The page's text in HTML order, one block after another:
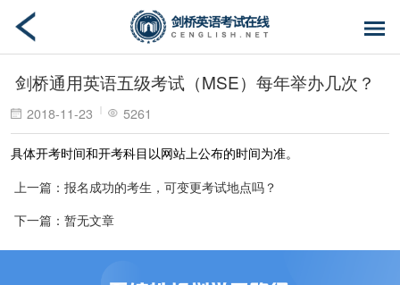
剑桥通用英语五级考试（MSE）每年举办几次？
2018-11-23 5261
具体开考时间和开考科目以网站上公布的时间为准。
上一篇：报名成功的考生，可变更考试地点吗？
下一篇：暂无文章